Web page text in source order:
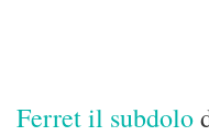
Ferret il subdolo